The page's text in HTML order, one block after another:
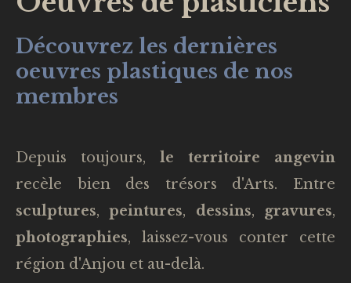
Découvrez les dernières
oeuvres plastiques de nos
membres
Depuis toujours, le territoire angevin
recèle bien des trésors d'Arts. Entre
sculptures,peintures, dessins, gravures,
photographies, laissez-vous conter cette
région d'Anjou et au-delà.